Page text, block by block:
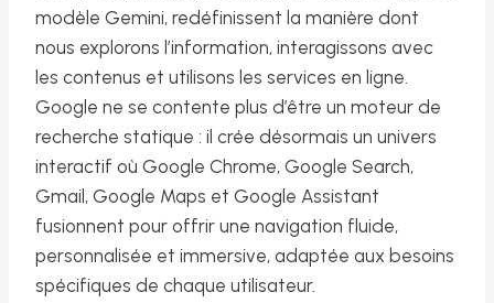
modèle Gemini, redéfinissent la manière dont
nous explorons l’information, interagissons avec
les contenus et utilisons les services en ligne.
Google ne se contente plus d’être un moteur de
recherche statique : il crée désormais un univers
interactif où Google Chrome, Google Search,
Gmail, Google Maps et Google Assistant
fusionnent pour offrir une navigation fluide,
personnalisée et immersive, adaptée aux besoins
spécifiques de chaque utilisateur.